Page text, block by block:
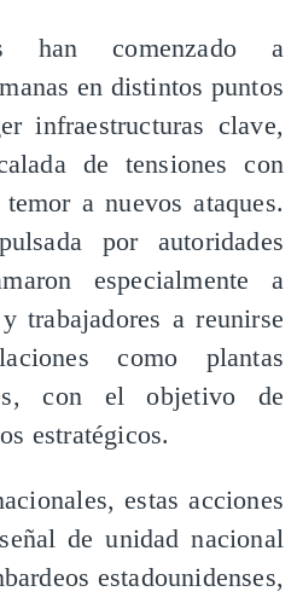
han comenzado a
en distintos puntos
infraestructuras clave,
de tensiones con
a nuevos ataques.
por autoridades
especialmente a
trabajadores a reunirse
como plantas
con el objetivo de
estratégicos.
estas acciones
de unidad nacional
estadounidenses,